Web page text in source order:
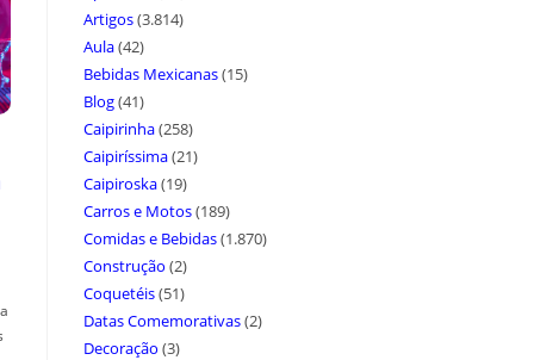
Artigos(3.814)
Aula(42)
Bebidas Mexicanas(15)
Blog(41)
Caipirinha(258)
Caipiríssima(21)
Caipiroska(19)
Carros e Motos(189)
Comidas e Bebidas(1.870)
Construção (2)
Coquetéis(51)
Datas Comemorativas(2)
Decoração (3)